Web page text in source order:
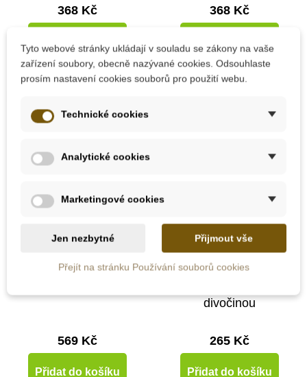
368 Kč 368 Kč
Skladem
Taf Toys Knížka s
569 Kč
Přidat do košíku
Skladem
MyMoo - Didaktická
divočinou
265 Kč
Přidat do košíku
Tyto webové stránky ukládají v souladu se zákony na vaše
zařízení soubory, obecně nazývané cookies. Odsouhlaste
prosím nastavení cookies souborů pro použití webu.
Technické cookies
Analytické cookies
Marketingové cookies
Jen nezbytné Přijmout vše
Přejít na stránku Používání souborů cookies